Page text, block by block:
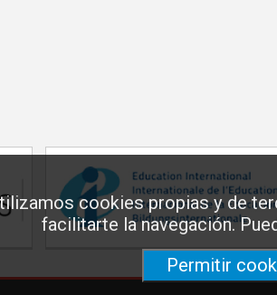
cookies propias y de
facilitarte la navegación.
Permitir